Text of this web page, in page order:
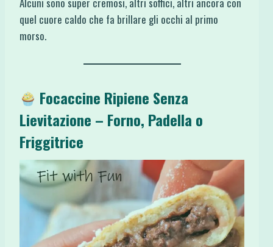
quel cuore caldo che fa brillare gli occhi al primo
morso.
Focaccine Ripiene Senza
Lievitazione – Forno, Padella o
Friggitrice